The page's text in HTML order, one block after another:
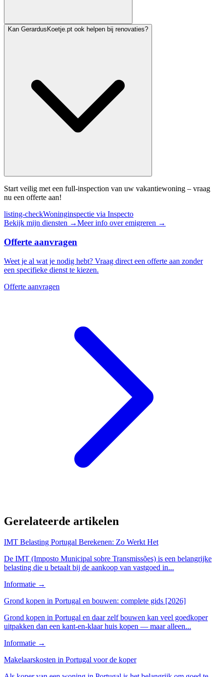
Kan GerardusKoetje.pt ook helpen bij renovaties?
Start veilig met een full-inspection van uw vakantiewoning – vraag
nu een offerte aan!
listing-checkWoninginspectie via Inspecto
Bekijk mijn diensten →Meer info over emigreren →
Offerte aanvragen
Weet je al wat je nodig hebt? Vraag direct een offerte aan zonder
een specifieke dienst te kiezen.
Offerte aanvragen
Gerelateerde artikelen
IMT Belasting Portugal Berekenen: Zo Werkt Het
De IMT (Imposto Municipal sobre Transmissões) is een belangrijke
belasting die u betaalt bij de aankoop van vastgoed in...
Informatie →
Grond kopen in Portugal en bouwen: complete gids [2026]
Grond kopen in Portugal en daar zelf bouwen kan veel goedkoper
uitpakken dan een kant-en-klaar huis kopen — maar alleen...
Informatie →
Makelaarskosten in Portugal voor de koper